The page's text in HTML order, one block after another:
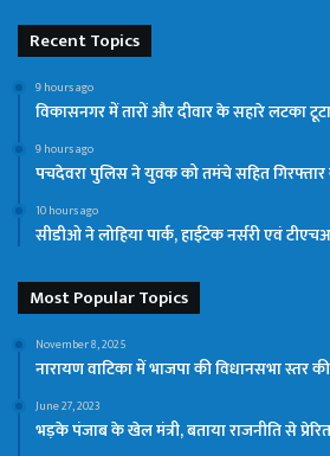
Recent Topics
9 hours ago
विकासनगर में तारों और दीवार के सहारे लटका
9 hours ago
पचदेवरा पुलिस ने युवक को तमंचे सहित
10 hours ago
सीडीओ ने लोहिया पार्क, हाईटेक नर्सरी एवं
Most Popular Topics
November 8, 2025
नारायण वाटिका में भाजपा की विधानसभा स्तर
June 27, 2023
भड़के पंजाब के खेल मंत्री, बताया राजनीति से प्रेरित